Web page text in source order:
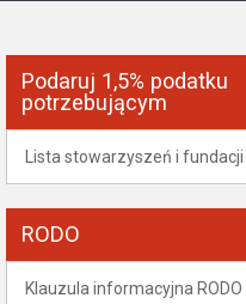
Podaruj 1,5% podatku
potrzebującym
Lista stowarzyszeń i fundacji
RODO
Klauzula informacyjna RODO